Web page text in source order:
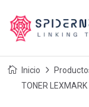
Inicio
TONER